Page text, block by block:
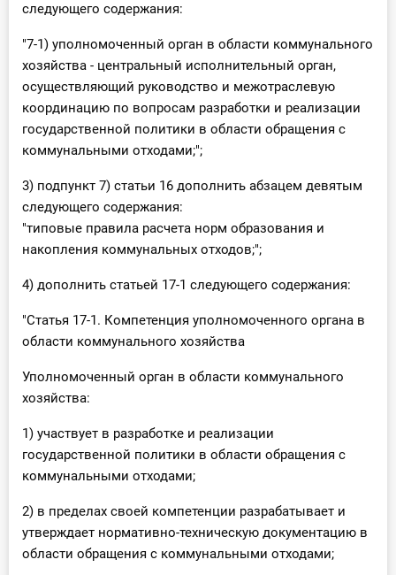
следующего содержания:
"7-1) уполномоченный орган в области коммунального
хозяйства - центральный исполнительный орган,
осуществляющий руководство и межотраслевую
координацию по вопросам разработки и реализации
государственной политики в области обращения с
коммунальными отходами;";
3) подпункт 7) статьи 16 дополнить абзацем девятым
следующего содержания:
"типовые правила расчета норм образования и
накопления коммунальных отходов;";
4) дополнить статьей 17-1 следующего содержания:
"Статья 17-1. Компетенция уполномоченного органа в
области коммунального хозяйства
Уполномоченный орган в области коммунального
хозяйства:
1) участвует в разработке и реализации
государственной политики в области обращения с
коммунальными отходами;
2) в пределах своей компетенции разрабатывает и
утверждает нормативно-техническую документацию в
области обращения с коммунальными отходами;